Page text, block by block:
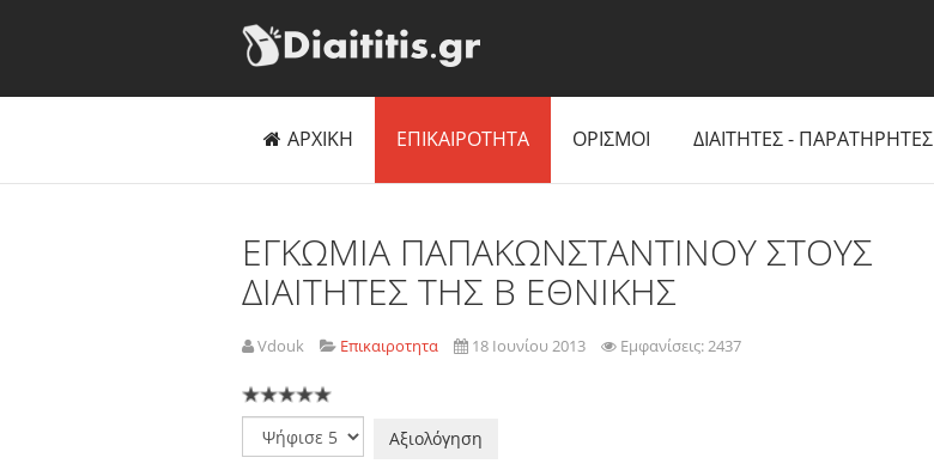
ΑΡΧΙΚΗ ΕΠΙΚΑΙΡΟΤΗΤΑ ΟΡΙΣΜΟΙ ΔΙΑΙΤΗΤΕΣ - ΠΑΡΑΤΗΡΗΤΕΣ
ΕΓΚΩΜΙΑ ΠΑΠΑΚΩΝΣΤΑΝΤΙΝΟΥ ΣΤΟΥΣ
ΔΙΑΙΤΗΤΕΣ ΤΗΣ Β ΕΘΝΙΚΗΣ
Vdouk Επικαιροτητα 18 Ιουνίου 2013 Εμφανίσεις: 2437
Παρακαλώ
αξιολογήστε